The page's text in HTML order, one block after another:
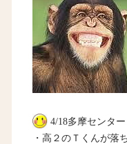
4/18多摩センター
・高２のＴくんが落